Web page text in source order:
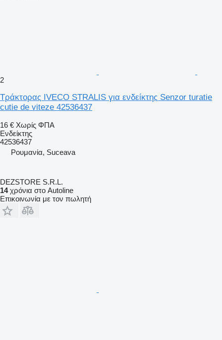
2
Τράκτορας IVECO STRALIS για ενδείκτης Senzor turatie
cutie de viteze 42536437
16 € Χωρίς ΦΠΑ
Ενδείκτης
42536437
Ρουμανία, Suceava
DEZSTORE S.R.L.
14χρόνια στο Autoline
Επικοινωνία με τον πωλητή